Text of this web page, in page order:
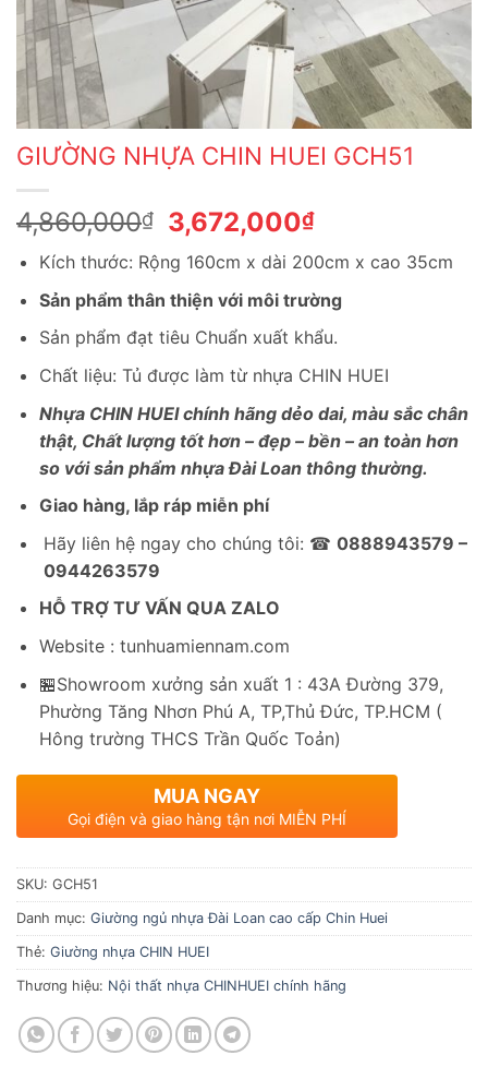
GIƯỜNG NHỰA CHIN HUEI GCH51
4,860,000₫
Giá
gốc
là:
4,860,000₫.
3,672,000₫Giá
hiện
tại
là:
3,672,000₫.
Kích thước: Rộng 160cm x dài 200cm x cao 35cm
Sản phẩm thân thiện với môi trường
Sản phẩm đạt tiêu Chuẩn xuất khẩu.
Chất liệu: Tủ được làm từ nhựa CHIN HUEI
Nhựa CHIN HUEI chính hãng dẻo dai, màu sắc chân
thật, Chất lượng tốt hơn – đẹp – bền – an toàn hơn
so với sản phẩm nhựa Đài Loan thông thường.
Giao hàng, lắp ráp miễn phí
Hãy liên hệ ngay cho chúng tôi: ☎ 0888943579 –
0944263579
HỖ TRỢ TƯ VẤN QUA ZALO
Website : tunhuamiennam.com
🏪Showroom xưởng sản xuất 1 : 43A Đường 379,
Phường Tăng Nhơn Phú A, TP,Thủ Đức, TP.HCM (
Hông trường THCS Trần Quốc Toản)
MUA NGAY
Gọi điện và giao hàng tận nơi MIỄN PHÍ
SKU: GCH51
Danh mục: Giường ngủ nhựa Đài Loan cao cấp Chin Huei
Thẻ: Giường nhựa CHIN HUEI
Thương hiệu: Nội thất nhựa CHINHUEI chính hãng